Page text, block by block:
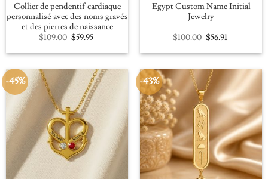
Collier de pendentif cardiaque
personnalisé avec des noms gravés
et des pierres de naissance
$109.00 Original
price
was:
$59.95Current
is:
Egypt Custom Name Initial
Jewelry
$100.00 Original
price
was:
$56.91Current
is:
-45% -43%